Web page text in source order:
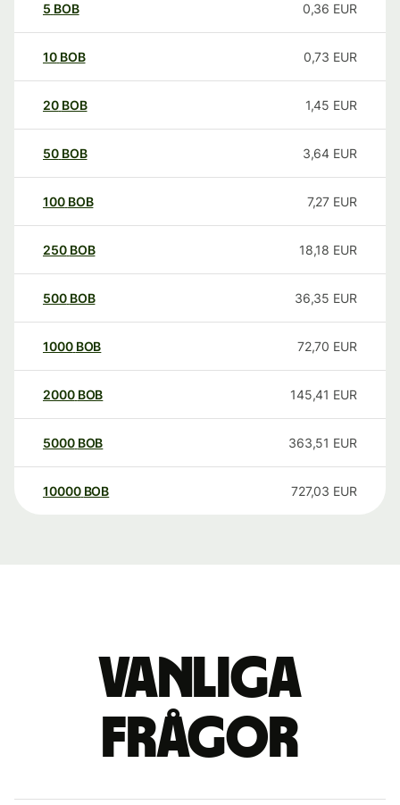
5 BOB 0,36 EUR
10 BOB 0,73 EUR
20 BOB 1,45 EUR
50 BOB 3,64 EUR
100 BOB 7,27 EUR
250 BOB 18,18 EUR
500 BOB 36,35 EUR
1000 BOB 72,70 EUR
2000 BOB 145,41 EUR
5000 BOB 363,51 EUR
10000 BOB 727,03 EUR
Vanliga
frågor